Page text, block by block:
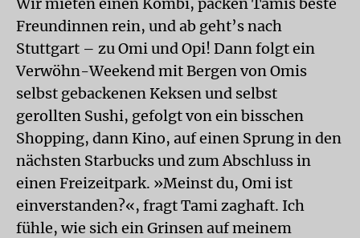
Freundinnen rein, und ab geht’s nach
Stuttgart – zu Omi und Opi! Dann folgt ein
Verwöhn-Weekend mit Bergen von Omis
selbst gebackenen Keksen und selbst
gerollten Sushi, gefolgt von ein bisschen
Shopping, dann Kino, auf einen Sprung in den
nächsten Starbucks und zum Abschluss in
einen Freizeitpark. »Meinst du, Omi ist
einverstanden?«, fragt Tami zaghaft. Ich
fühle, wie sich ein Grinsen auf meinem